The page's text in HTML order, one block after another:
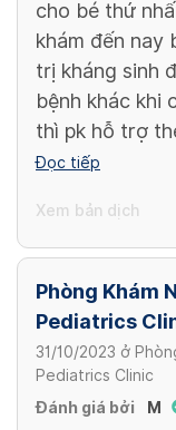
cho bé thứ
khám đến nay
trị kháng sinh
bệnh khác khi
thì pk hỗ trợ
Đọc tiếp
Xem bản dịch
Phòng Khám
Pediatrics
31/10/2023 ở
Pediatrics Clinic
Đánh giá bởi
M